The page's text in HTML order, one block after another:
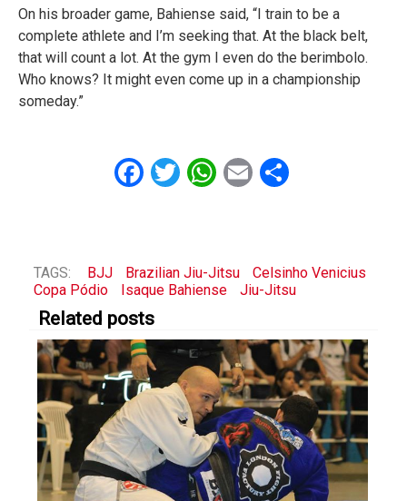
On his broader game, Bahiense said, “I train to be a
complete athlete and I’m seeking that. At the black belt,
that will count a lot. At the gym I even do the berimbolo.
Who knows? It might even come up in a championship
someday.”
Facebook
Twitter
WhatsApp
EmailShare
TAGS: BJJ Brazilian Jiu-Jitsu
Celsinho Venicius
Copa Pódio
Isaque Bahiense Jiu-Jitsu
Related posts